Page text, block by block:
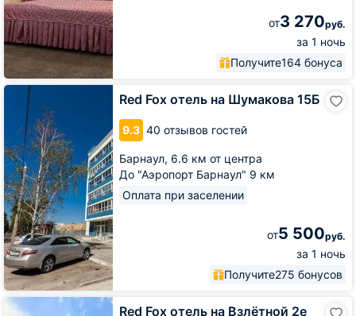
от3 270руб.
за 1 ночь
Получите164 бонуса
Red Fox отель на Шумакова 15Б
9.3 40 отзывов гостей
Барнаул, 6.6 км от центра
До "Аэропорт Барнаул" 9 км
Оплата при заселении
от5 500руб.
за 1 ночь
Получите275 бонусов
Red
отель
Шумакова
15Б
Red Fox отель на Взлётной 2е
Red